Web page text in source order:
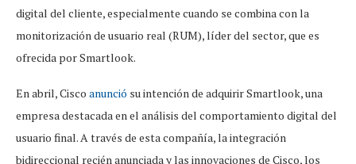
digital del cliente, especialmente cuando se combina con la
monitorización de usuario real (RUM), líder del sector, que es
ofrecida por Smartlook.
En abril, Cisco anunció su intención de adquirir Smartlook, una
empresa destacada en el análisis del comportamiento digital del
usuario final. A través de esta compañía, la integración
bidireccional recién anunciada y las innovaciones de Cisco, los